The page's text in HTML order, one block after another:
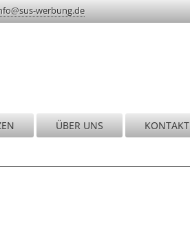
werbung.de
ÜBER UNS KONTAKT